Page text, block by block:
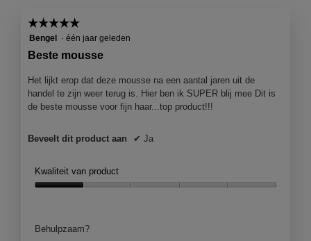
☆☆☆☆☆
☆☆☆☆☆
5
sterren.
Bengel · één jaar geleden
Beste mousse
Het lijkt erop dat deze mousse na een aantal jaren uit de
handel te zijn weer terug is. Hier ben ik SUPER blij mee Dit is
de beste mousse voor fijn haar...top product!!!
Beveelt dit product aan ✔ Ja
Kwaliteit van product
1Behulpzaam?